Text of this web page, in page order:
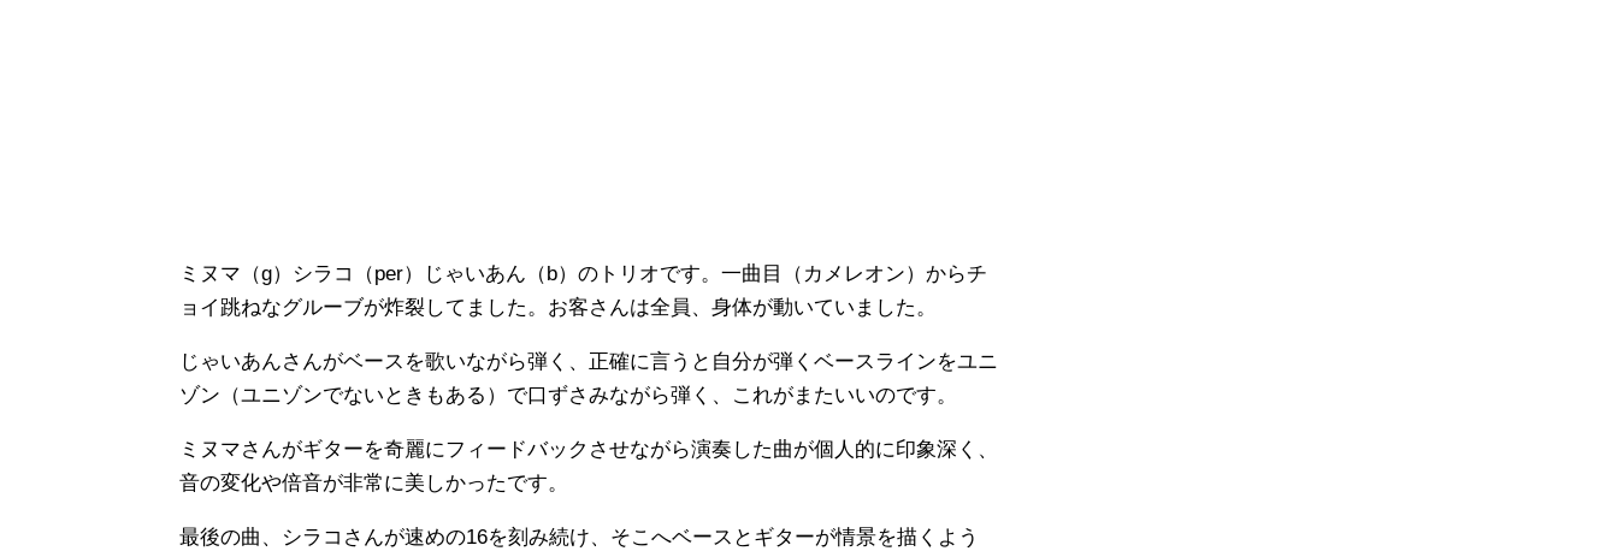
ミヌマ（g）シラコ（per）じゃいあん（b）のトリオです。一曲目（カメレオン）からチ
ョイ跳ねなグルーブが炸裂してました。お客さんは全員、身体が動いていました。
じゃいあんさんがベースを歌いながら弾く、正確に言うと自分が弾くベースラインをユニ
ゾン（ユニゾンでないときもある）で口ずさみながら弾く、これがまたいいのです。
ミヌマさんがギターを奇麗にフィードバックさせながら演奏した曲が個人的に印象深く、
音の変化や倍音が非常に美しかったです。
最後の曲、シラコさんが速めの16を刻み続け、そこへベースとギターが情景を描くよう